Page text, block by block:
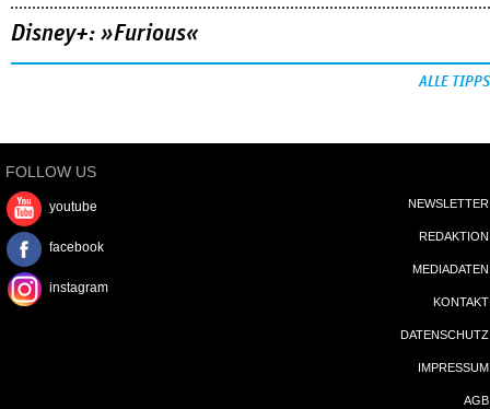
Disney+: »Furious«
ALLE TIPPS
FOLLOW US
youtube
facebook
instagram
NEWSLETTER
REDAKTION
MEDIADATEN
KONTAKT
DATENSCHUTZ
IMPRESSUM
AGB